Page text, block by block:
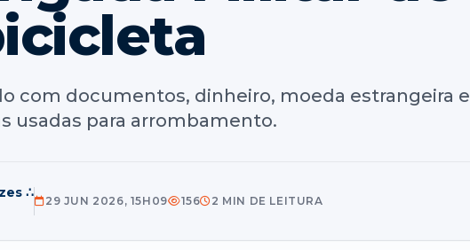
com documentos, dinheiro, moeda estrangeira e
usadas para arrombamento.
∴
29 JUN 2026, 15H09 156 2 MIN DE LEITURA